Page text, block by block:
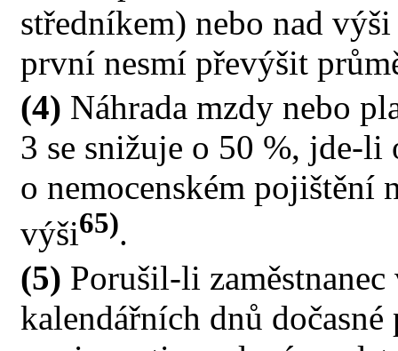
středníkem) nebo nad
první nesmí převýšit
(4) Náhrada mzdy nebo
3 se snižuje o 50 %, jde-
o nemocenském pojištění
výši65).
(5) Porušil-li
kalendářních dnů